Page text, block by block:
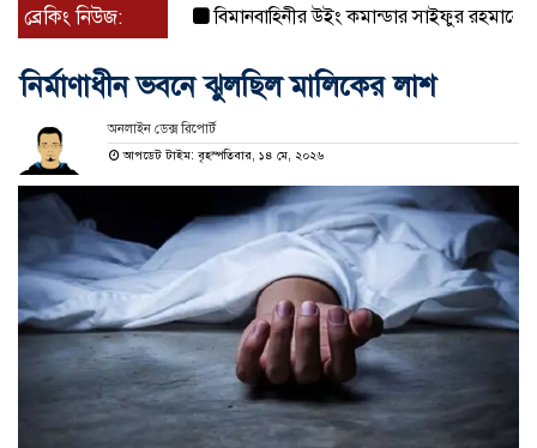
ব্রেকিং নিউজ: বিমানবাহিনীর উইং কমান্ডার সাইফুর রহমানের বিরুদ্ধে
নির্মাণাধীন ভবনে ঝুলছিল মালিকের লাশ
অনলাইন ডেক্স রিপোর্ট
আপডেট টাইম: বৃহস্পতিবার, ১৪ মে, ২০২৬